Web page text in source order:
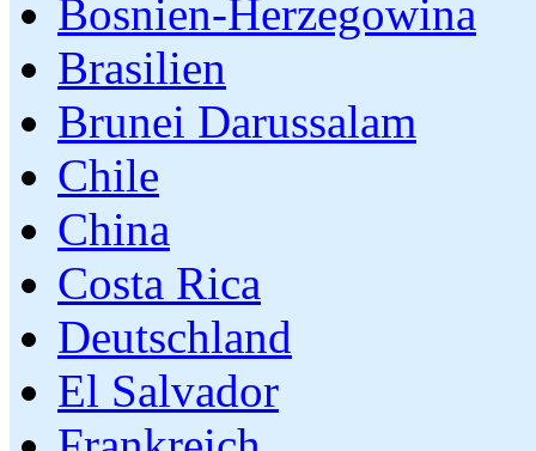
Bosnien-Herzegowina
Brasilien
Brunei Darussalam
Chile
China
Costa Rica
Deutschland
El Salvador